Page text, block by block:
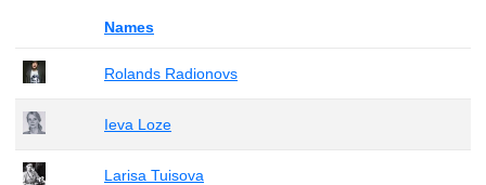
Names
Rolands Radionovs
Ieva Loze
Larisa Tuisova